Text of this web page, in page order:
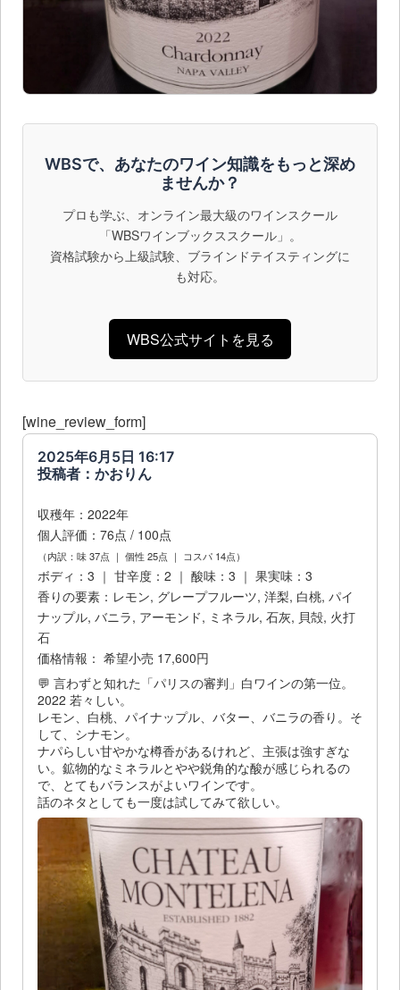
WBSで、あなたのワイン知識をもっと深め
ませんか？
プロも学ぶ、オンライン最大級のワインスクール
「WBSワインブックススクール」。
資格試験から上級試験、ブラインドテイスティングに
も対応。
WBS公式サイトを見る
[wine_review_form]
2025年6月5日 16:17
投稿者：かおりん
収穫年：2022年
個人評価：76点 / 100点
（内訳：味 37点 ｜ 個性 25点 ｜ コスパ 14点）
ボディ：3 ｜ 甘辛度：2 ｜ 酸味：3 ｜ 果実味：3
香りの要素：レモン, グレープフルーツ, 洋梨, 白桃, パイ
ナップル, バニラ, アーモンド, ミネラル, 石灰, 貝殻, 火打
石
価格情報： 希望小売 17,600円
💬 言わずと知れた「パリスの審判」白ワインの第一位。
2022 若々しい。
レモン、白桃、パイナップル、バター、バニラの香り。そ
して、シナモン。
ナパらしい甘やかな樽香があるけれど、主張は強すぎな
い。鉱物的なミネラルとやや鋭角的な酸が感じられるの
で、とてもバランスがよいワインです。
話のネタとしても一度は試してみて欲しい。